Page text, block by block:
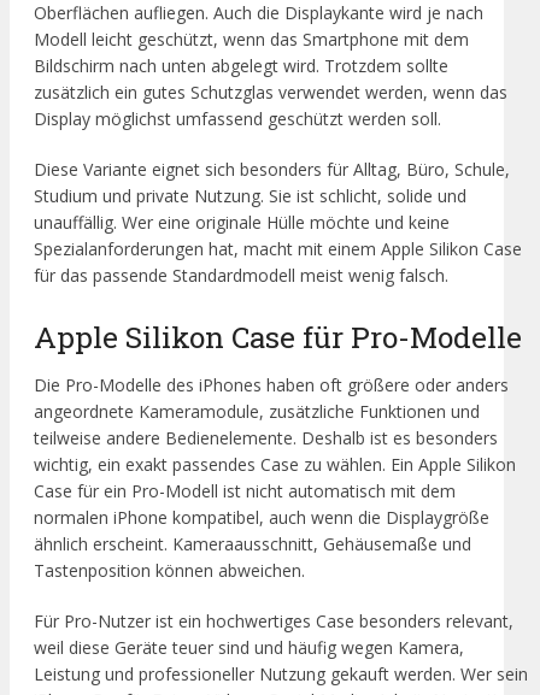
Oberflächen aufliegen. Auch die Displaykante wird je nach
Modell leicht geschützt, wenn das Smartphone mit dem
Bildschirm nach unten abgelegt wird. Trotzdem sollte
zusätzlich ein gutes Schutzglas verwendet werden, wenn das
Display möglichst umfassend geschützt werden soll.
Diese Variante eignet sich besonders für Alltag, Büro, Schule,
Studium und private Nutzung. Sie ist schlicht, solide und
unauffällig. Wer eine originale Hülle möchte und keine
Spezialanforderungen hat, macht mit einem Apple Silikon Case
für das passende Standardmodell meist wenig falsch.
Apple Silikon Case für Pro-Modelle
Die Pro-Modelle des iPhones haben oft größere oder anders
angeordnete Kameramodule, zusätzliche Funktionen und
teilweise andere Bedienelemente. Deshalb ist es besonders
wichtig, ein exakt passendes Case zu wählen. Ein Apple Silikon
Case für ein Pro-Modell ist nicht automatisch mit dem
normalen iPhone kompatibel, auch wenn die Displaygröße
ähnlich erscheint. Kameraausschnitt, Gehäusemaße und
Tastenposition können abweichen.
Für Pro-Nutzer ist ein hochwertiges Case besonders relevant,
weil diese Geräte teuer sind und häufig wegen Kamera,
Leistung und professioneller Nutzung gekauft werden. Wer sein